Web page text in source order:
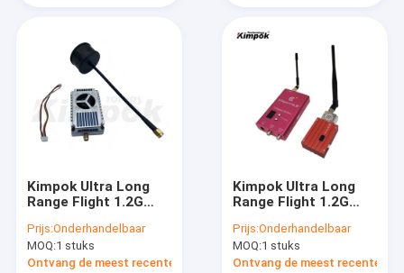
Kimpok Ultra Long
Range Flight 1.2G
10W VTX Drone
Accessoire
Videozender
Prijs:Onderhandelbaar
MOQ:1 stuks
Ontvang de meest recente Prijs
Kimpok Ultra Long
Range Flight 1.2G
8W VTX Drone
Accessoire
Videozender FPV
Prijs:Onderhandelbaar
MOQ:1 stuks
Ontvang de meest recente